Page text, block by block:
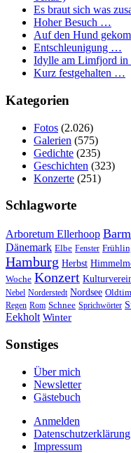
Es braut sich was
Hoher Besuch …
Auf den Hund
Entschleunigung …
Idylle am Limfjord
Kurz festgehalten …
Kategorien
Fotos (2.026)
Galerien (575)
Gedichte (235)
Geschichten (323)
Konzerte (251)
Schlagworte
Arboretum Ellerhoop
Dänemark Elbe Fenster
Hamburg Herbst
Woche Konzert
Nebel Norderstedt Nordsee
Regen Rom Schnee Sprichwörter
Eekholt Winter
Sonstiges
Über mich
Newsletter
Gästebuch
Anmelden
Datenschutzerklärung
Impressum